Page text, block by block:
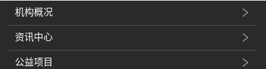
机构概况
资讯中心
公益项目